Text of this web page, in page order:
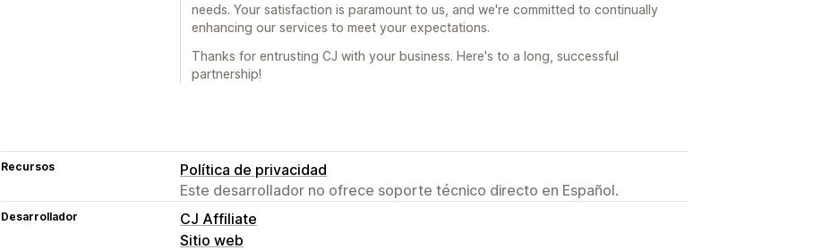
needs. Your satisfaction is paramount to us, and we're committed to continually
enhancing our services to meet your expectations.
Thanks for entrusting CJ with your business. Here's to a long, successful
partnership!
Recursos
Política de privacidad
Este desarrollador no ofrece soporte técnico directo en Español.
Desarrollador
CJ Affiliate
Sitio web